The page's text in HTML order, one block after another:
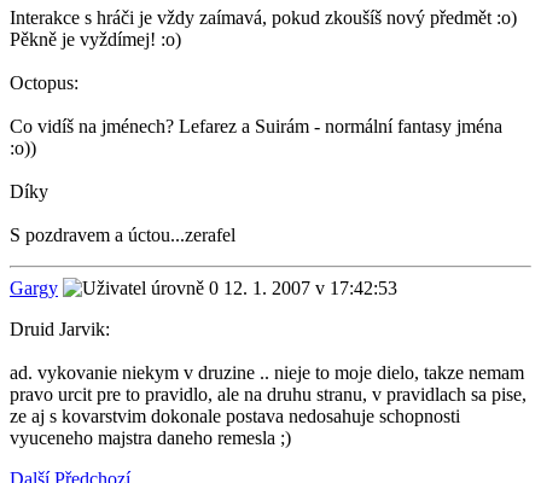
Interakce s hráči je vždy zaímavá, pokud zkoušíš nový předmět :o)
Pěkně je vyždímej! :o)
Octopus:
Co vidíš na jménech? Lefarez a Suirám - normální fantasy jména
:o))
Díky
S pozdravem a úctou...zerafel
Gargy
12. 1. 2007 v 17:42:53
Druid Jarvik:
ad. vykovanie niekym v druzine .. nieje to moje dielo, takze nemam
pravo urcit pre to pravidlo, ale na druhu stranu, v pravidlach sa pise,
ze aj s kovarstvim dokonale postava nedosahuje schopnosti
vyuceneho majstra daneho remesla ;)
Další Předchozí